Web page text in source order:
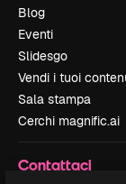
Blog
Eventi
Slidesgo
Vendi i tuoi
Sala stampa
Cerchi magnific.ai
Contattaci